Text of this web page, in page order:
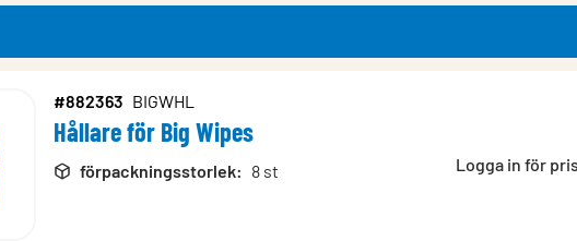
#882363 BIGWHL
Hållare för Big Wipes
förpackningsstorlek: 8 st Logga in för pris